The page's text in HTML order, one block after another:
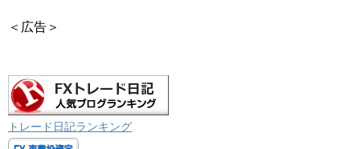
＜広告＞
トレード日記ランキング